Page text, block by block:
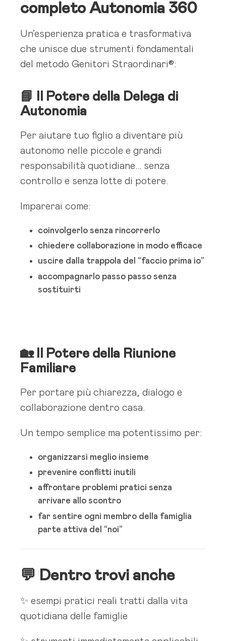
completo Autonomia 360
Un’esperienza pratica e trasformativa
che unisce due strumenti fondamentali
del metodo Genitori Straordinari®:
📘 Il Potere della Delega di
Autonomia
Per aiutare tuo figlio a diventare più
autonomo nelle piccole e grandi
responsabilità quotidiane… senza
controllo e senza lotte di potere.
Imparerai come:
coinvolgerlo senza rincorrerlo
chiedere collaborazione in modo efficace
uscire dalla trappola del “faccio prima io”
accompagnarlo passo passo senza
sostituirti
🏡 Il Potere della Riunione
Familiare
Per portare più chiarezza, dialogo e
collaborazione dentro casa.
Un tempo semplice ma potentissimo per:
organizzarsi meglio insieme
prevenire conflitti inutili
affrontare problemi pratici senza
arrivare allo scontro
far sentire ogni membro della famiglia
parte attiva del “noi”
💬 Dentro trovi anche
✨ esempi pratici reali tratti dalla vita
quotidiana delle famiglie